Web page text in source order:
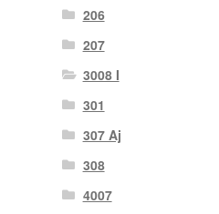
206
207
3008 I
301
307 Aj
308
4007